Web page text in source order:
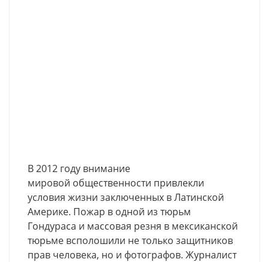
В 2012 году внимание
мировой общественности привлекли
условия жизни заключенных в Латинской
Америке. Пожар в одной из тюрьм
Гондураса и массовая резня в мексиканской
тюрьме всполошили не только защитников
прав человека, но и фотографов. Журналист